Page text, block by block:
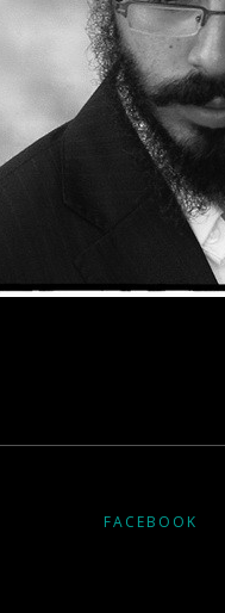
FACEBOOK